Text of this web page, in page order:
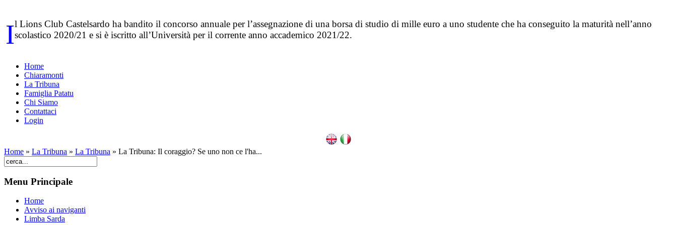
Il Lions Club Castelsardo ha bandito il concorso annuale per l’assegnazione di una borsa di studio di mille euro a uno studente che ha conseguito la maturità nell’anno
scolastico 2020/21 e si è iscritto all’Università per il corrente anno accademico 2021/22.
Home
Chiaramonti
La Tribuna
Famiglia Patatu
Chi Siamo
Contattaci
Login
Home » La Tribuna » La Tribuna » La Tribuna: Il coraggio? Se uno non ce l'ha...
Menu Principale
Home
Avviso ai naviganti
Limba Sarda